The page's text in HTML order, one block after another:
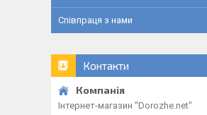
Співпраця з нами
Контакти
Інтернет-магазин "Dorozhe.net"